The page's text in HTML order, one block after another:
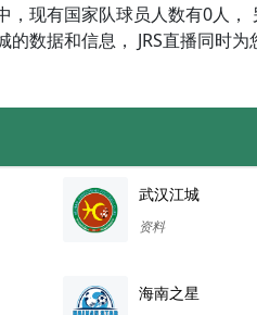
，现有国家队球员人数有0人，
的数据和信息， JRS直播同时为
武汉江城
资料
海南之星